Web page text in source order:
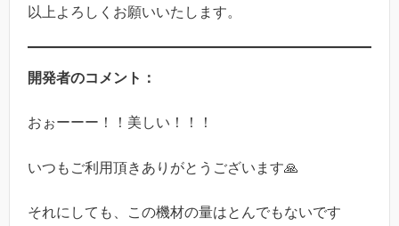
以上よろしくお願いいたします。
開発者のコメント：
おぉーーー！！美しい！！！
いつもご利用頂きありがとうございます🙏
それにしても、この機材の量はとんでもないです